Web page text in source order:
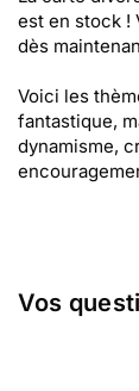
est en stock !
dès
Voici les
fantastique,
dynamisme,
Vos